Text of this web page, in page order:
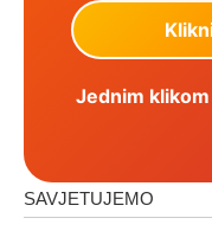
Jednim